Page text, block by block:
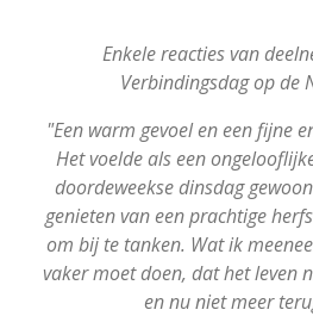
Enkele reacties van
Verbindingsdag op de
"Een warm gevoel en een fijne
Het voelde als een
doordeweekse dinsdag
genieten van een prachtige
om bij te tanken. Wat ik
vaker moet doen, dat het leven
en nu niet meer